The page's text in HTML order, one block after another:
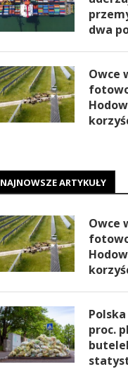
dwa
Owce
NAJNOWSZE ARTYKUŁY
Owce
proc.